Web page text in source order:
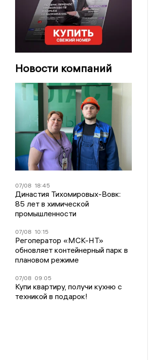
Новости компаний
07/08 18:45
Династия Тихомировых-Вовк:
85 лет в химической
промышленности
07/08 10:15
Регоператор «МСК-НТ»
обновляет контейнерный парк в
плановом режиме
07/08 09:05
Купи квартиру, получи кухню с
техникой в подарок!